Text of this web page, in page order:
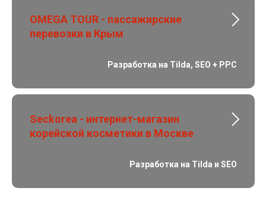
OMEGA TOUR - пассажирские
перевозки в Крым
Разработка на Tilda, SEO + PPC
Seckorea - интернет-магазин
корейской косметики в Москве
Разработка на Tilda и SEO